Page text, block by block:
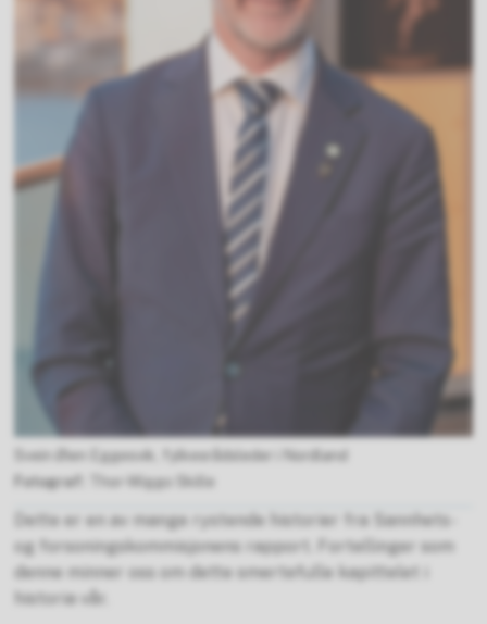
Svein Øien Eggesvik, fylkesrådsleder i Nordland
Thor-Wiggo Skille
Dette er en av mange rystende historier fra Sannhets-
og forsoningskommisjonens rapport. Fortellinger som
denne minner oss om dette smertefulle kapittelet i
historia vår.